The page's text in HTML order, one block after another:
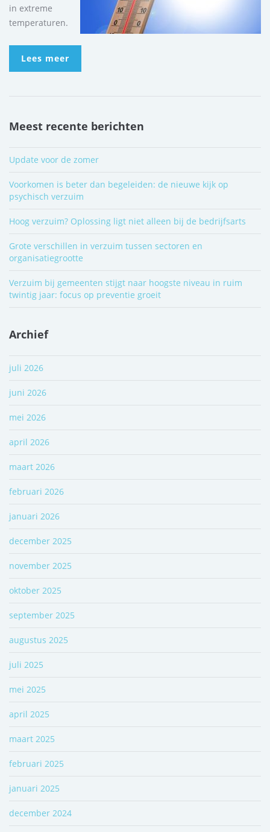
in extreme
temperaturen.
Lees meer
Meest recente berichten
Update voor de zomer
Voorkomen is beter dan begeleiden: de nieuwe kijk op
psychisch verzuim
Hoog verzuim? Oplossing ligt niet alleen bij de bedrijfsarts
Grote verschillen in verzuim tussen sectoren en
organisatiegrootte
Verzuim bij gemeenten stijgt naar hoogste niveau in ruim
twintig jaar: focus op preventie groeit
Archief
juli 2026
juni 2026
mei 2026
april 2026
maart 2026
februari 2026
januari 2026
december 2025
november 2025
oktober 2025
september 2025
augustus 2025
juli 2025
mei 2025
april 2025
maart 2025
februari 2025
januari 2025
december 2024